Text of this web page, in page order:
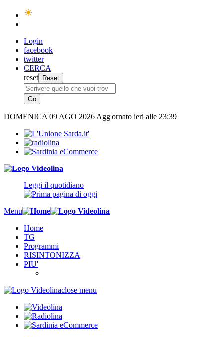
Login
facebook
twitter
CERCA
reset
DOMENICA 09 AGO 2026 Aggiornato ieri alle 23:39
Leggi il quotidiano
Menu
Home
TG
Programmi
RISINTONIZZA
PIU'
close menu